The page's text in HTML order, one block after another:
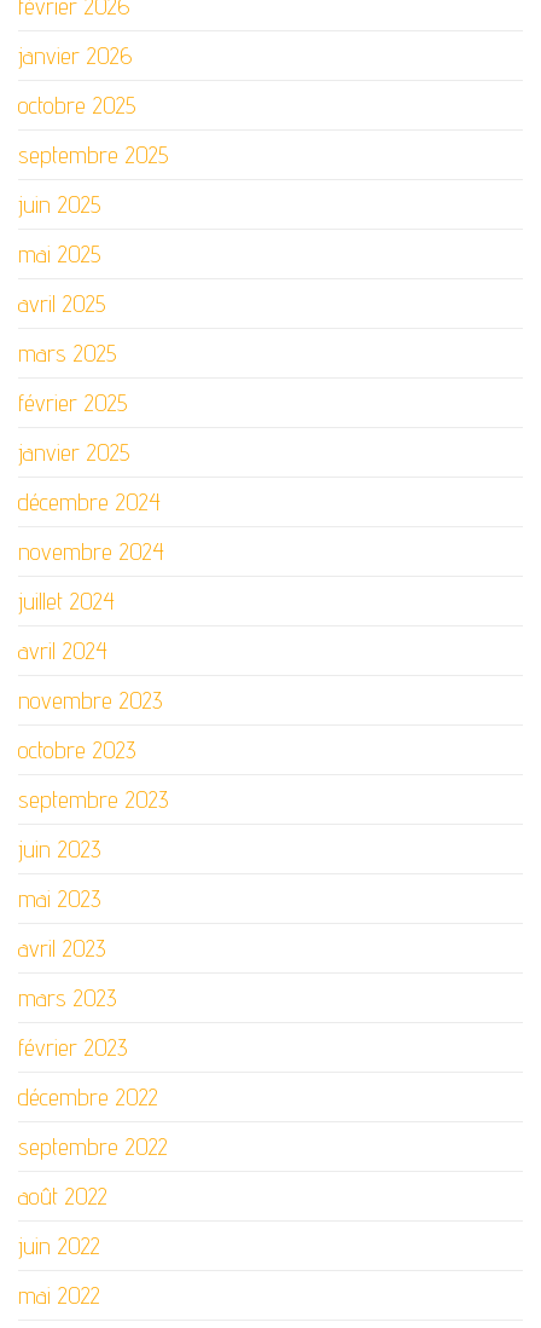
janvier 2026
octobre 2025
septembre 2025
juin 2025
mai 2025
avril 2025
mars 2025
février 2025
janvier 2025
décembre 2024
novembre 2024
juillet 2024
avril 2024
novembre 2023
octobre 2023
septembre 2023
juin 2023
mai 2023
avril 2023
mars 2023
février 2023
décembre 2022
septembre 2022
août 2022
juin 2022
mai 2022